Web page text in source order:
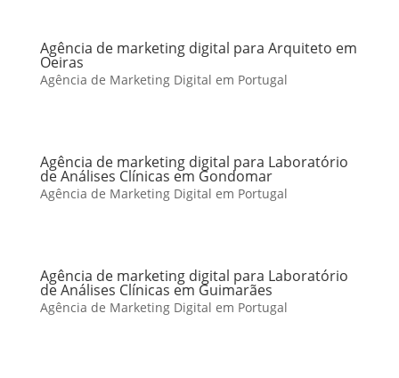
Agência de marketing digital para Arquiteto em
Oeiras
Agência de Marketing Digital em Portugal
Agência de marketing digital para Laboratório
de Análises Clínicas em Gondomar
Agência de Marketing Digital em Portugal
Agência de marketing digital para Laboratório
de Análises Clínicas em Guimarães
Agência de Marketing Digital em Portugal